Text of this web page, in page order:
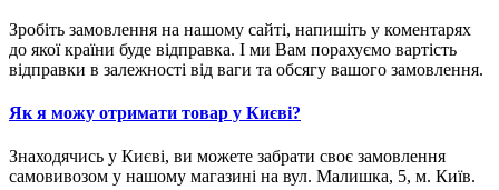
Зробіть замовлення на нашому сайті, напишіть у коментарях
до якої країни буде відправка. І ми Вам порахуємо вартість
відправки в залежності від ваги та обсягу вашого замовлення.
Як я можу отримати товар у Києві?
Знаходячись у Києві, ви можете забрати своє замовлення
самовивозом у нашому магазині на вул. Малишка, 5, м. Київ.